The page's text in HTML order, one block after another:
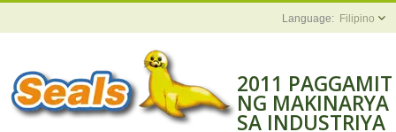
Filipino
2011 PAGGAMIT
NG MAKINARYA
SA INDUSTRIYA